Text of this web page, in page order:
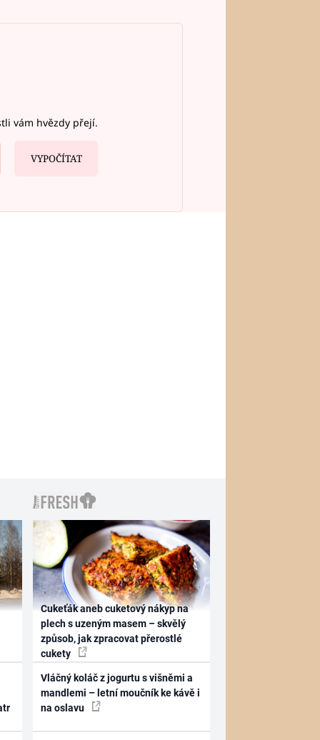
vám hvězdy přejí.
VYPOČÍTAT
Cukeťák aneb cuketový nákyp na
plech s uzeným masem – skvělý
způsob, jak zpracovat přerostlé
cukety
Vláčný koláč z jogurtu s višněmi a
mandlemi – letní moučník ke kávě i
na oslavu